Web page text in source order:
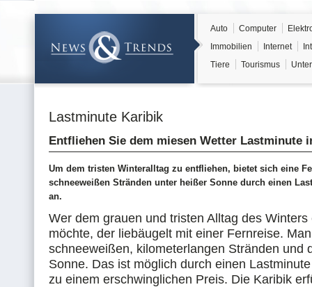
Auto Computer
Immobilien
Internet
Tiere
Tourismus
Lastminute Karibik
Entfliehen Sie dem miesen Wetter Lastminute
Um dem tristen Winteralltag zu entfliehen, bietet sich eine
schneeweißen Stränden unter heißer Sonne durch einen
an.
Wer dem grauen und tristen Alltag des Winters
möchte, der liebäugelt mit einer Fernreise.
schneeweißen, kilometerlangen Stränden und
Sonne. Das ist möglich durch einen
zu einem erschwinglichen Preis. Die Karibik